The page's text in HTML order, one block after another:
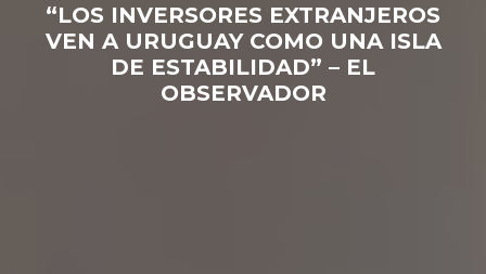
“LOS INVERSORES EXTRANJEROS
VEN A URUGUAY COMO UNA ISLA
DE ESTABILIDAD” – EL
OBSERVADOR